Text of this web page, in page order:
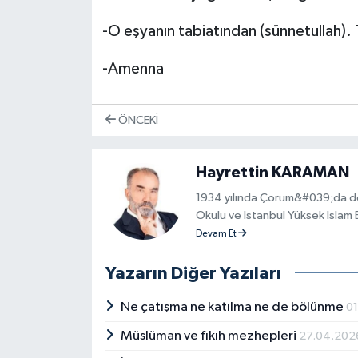
-O eşyanın tabiatından
-Amenna
ÖNCEKI
Hayrettin KARAMAN
1934 yılında Çorum&#039;da
Okulu ve İstanbul Yüksek
Okulu&#039;nda meslek
Fakülteleri&#039;ne
doktor, doçent ve profesör
boyunca, yurtiçi ve yurtdışında
faaliyetini sürdürdü. Aralarında
Devam Et
Yazarın Diğer Yazıları
Ne çatışma ne katılma ne de bölünme
Müslüman ve fıkıh mezhepleri